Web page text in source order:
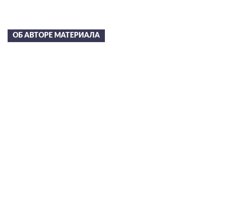
ОБ АВТОРЕ МАТЕРИАЛА